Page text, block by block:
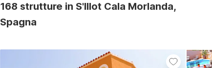
168 strutture in S'Illot Cala Morlanda,
Spagna